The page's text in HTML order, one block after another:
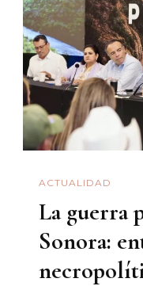
ACTUALIDAD
La guerra
Sonora: